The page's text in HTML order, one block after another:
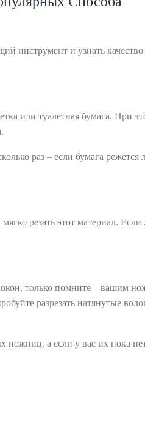
инструмент и узнать
или туалетная бумага. При
раз – если бумага
резать этот материал.
только помните – вашим
разрезать натянутые
ножниц, а если у вас их пока